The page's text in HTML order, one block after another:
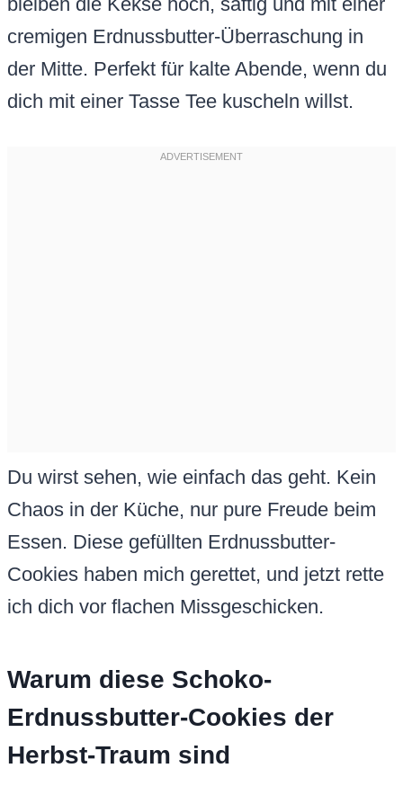
cremigen Erdnussbutter-Überraschung in
der Mitte. Perfekt für kalte Abende, wenn du
dich mit einer Tasse Tee kuscheln willst.
Du wirst sehen, wie einfach das geht. Kein
Chaos in der Küche, nur pure Freude beim
Essen. Diese gefüllten Erdnussbutter-
Cookies haben mich gerettet, und jetzt rette
ich dich vor flachen Missgeschicken.
Warum diese Schoko-
Erdnussbutter-Cookies der
Herbst-Traum sind